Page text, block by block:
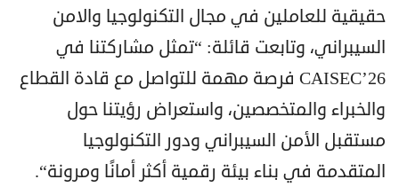
حقيقية للعاملين في مجال التكنولوجيا والامن
السيبراني، وتابعت قائلة: “تمثل مشاركتنا في
CAISEC’26 فرصة مهمة للتواصل مع قادة القطاع
والخبراء والمتخصصين، واستعراض رؤيتنا حول
مستقبل الأمن السيبراني ودور التكنولوجيا
المتقدمة في بناء بيئة رقمية أكثر أمانًا ومرونة“.